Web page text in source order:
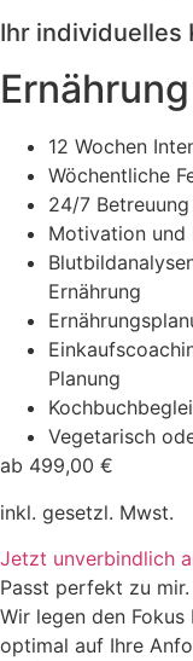
Ihr individuelles
Ernährung
12 Wochen
Wöchentliche
24/7
Motivation und
Ernährung
Planung
Vegetarisch
ab 499,00 €
inkl. gesetzl. Mwst.
Jetzt unverbindlich
Passt perfekt zu mir.
Wir legen den
optimal auf Ihre